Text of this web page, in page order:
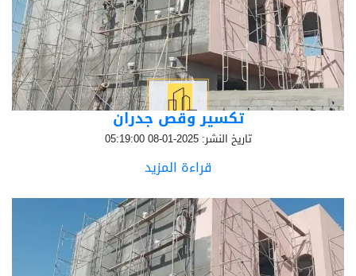
تكسير وقص جدران
تاريخ النشر: 2025-01-08 05:19:00
قراءة المزيد